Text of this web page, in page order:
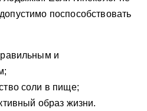
поспособствовать
и
соли в пище;
образ жизни.